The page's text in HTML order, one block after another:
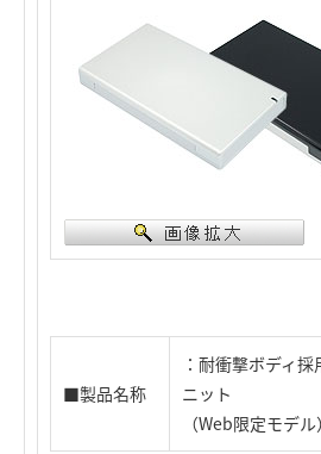
■製品名称
：耐衝撃ボディ
ニット
（Web限定モデル）